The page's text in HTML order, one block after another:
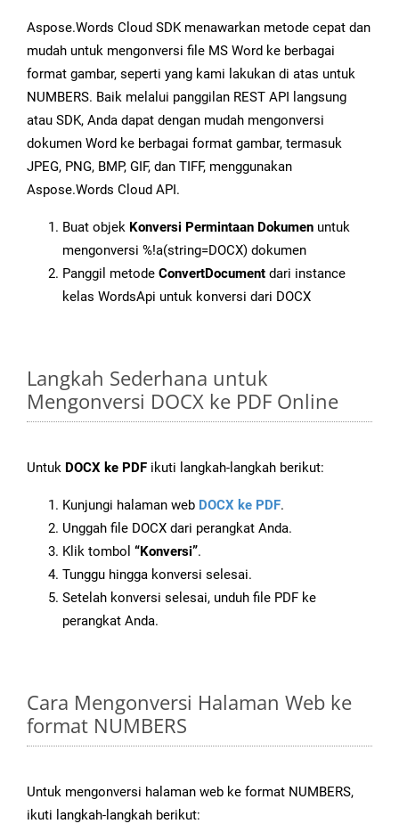
Aspose.Words Cloud SDK menawarkan metode cepat dan
mudah untuk mengonversi file MS Word ke berbagai
format gambar, seperti yang kami lakukan di atas untuk
NUMBERS. Baik melalui panggilan REST API langsung
atau SDK, Anda dapat dengan mudah mengonversi
dokumen Word ke berbagai format gambar, termasuk
JPEG, PNG, BMP, GIF, dan TIFF, menggunakan
Aspose.Words Cloud API.
Buat objek Konversi Permintaan Dokumen untuk
mengonversi %!a(string=DOCX) dokumen
Panggil metode ConvertDocument dari instance
kelas WordsApi untuk konversi dari DOCX
Langkah Sederhana untuk
Mengonversi DOCX ke PDF Online
Untuk DOCX ke PDF ikuti langkah-langkah berikut:
Kunjungi halaman web DOCX ke PDF.
Unggah file DOCX dari perangkat Anda.
Klik tombol “Konversi”.
Tunggu hingga konversi selesai.
Setelah konversi selesai, unduh file PDF ke
perangkat Anda.
Cara Mengonversi Halaman Web ke
format NUMBERS
Untuk mengonversi halaman web ke format NUMBERS,
ikuti langkah-langkah berikut: